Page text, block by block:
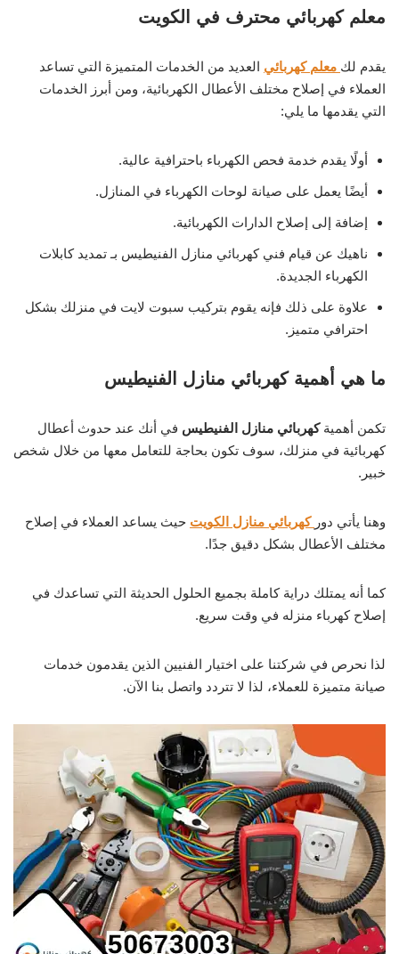
معلم كهربائي محترف في الكويت
يقدم لك معلم كهربائي العديد من الخدمات المتميزة التي تساعد
العملاء في إصلاح مختلف الأعطال الكهربائية، ومن أبرز الخدمات
التي يقدمها ما يلي:
أولًا يقدم خدمة فحص الكهرباء باحترافية عالية.
أيضًا يعمل على صيانة لوحات الكهرباء في المنازل.
إضافة إلى إصلاح الدارات الكهربائية.
ناهيك عن قيام فني كهربائي منازل الفنيطيس بـ تمديد كابلات
الكهرباء الجديدة.
علاوة على ذلك فإنه يقوم بتركيب سبوت لايت في منزلك بشكل
احترافي متميز.
ما هي أهمية كهربائي منازل الفنيطيس
تكمن أهميةكهربائي منازل الفنيطيس في أنك عند حدوث أعطال
كهربائية في منزلك، سوف تكون بحاجة للتعامل معها من خلال شخص
خبير.
وهنا يأتي دور كهربائي منازل الكويت حيث يساعد العملاء في إصلاح
مختلف الأعطال بشكل دقيق جدًا.
كما أنه يمتلك دراية كاملة بجميع الحلول الحديثة التي تساعدك في
إصلاح كهرباء منزله في وقت سريع.
لذا نحرص في شركتنا على اختيار الفنيين الذين يقدمون خدمات
صيانة متميزة للعملاء، لذا لا تتردد واتصل بنا الآن.